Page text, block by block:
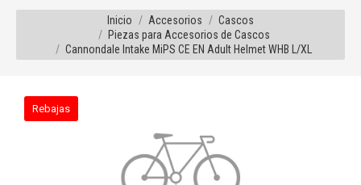
Estás aquí:
Inicio Accesorios
Cascos
Piezas para Accesorios de Cascos
Cannondale Intake MiPS CE EN Adult Helmet WHB L/XL
Rebajas